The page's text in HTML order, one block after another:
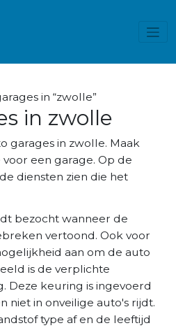
in “zwolle”
in zwolle
garages in zwolle. Maak
een garage. Op de
diensten zien die het
bezocht wanneer de
vertoond. Ook voor
aan om de auto
is de verplichte
Deze keuring is ingevoerd
niet in onveilige auto's rijdt.
type af en de leeftijd